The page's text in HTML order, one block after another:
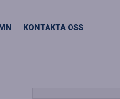
KONTAKTA OSS